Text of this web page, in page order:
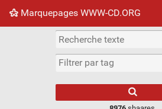
Marquepages WWW-CD.ORG
Nuage de tags Mur d'images